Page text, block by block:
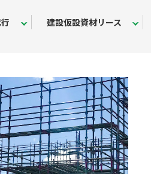
建設仮設資材リース